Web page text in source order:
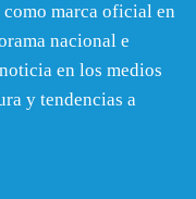
marca oficial en
nacional e
en los medios
y tendencias a